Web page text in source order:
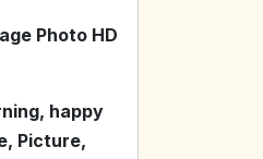
Photo HD
happy
Picture,